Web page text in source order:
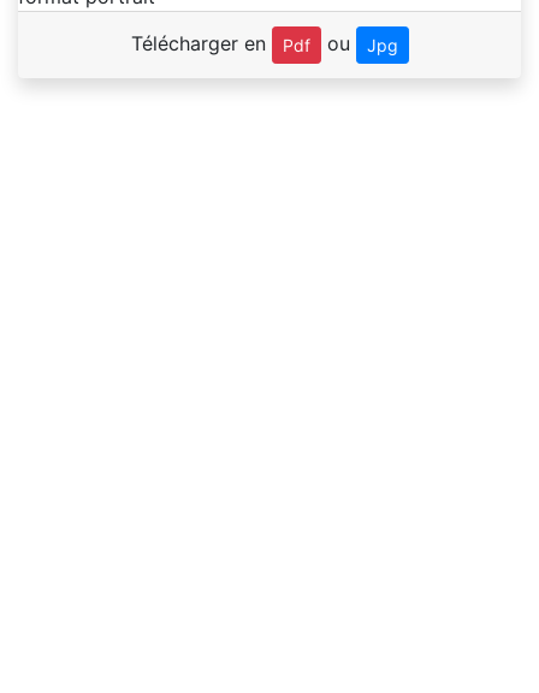
Télécharger en Pdf ou Jpg